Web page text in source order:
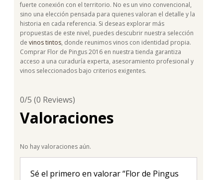
fuerte conexión con el territorio. No es un vino convencional,
sino una elección pensada para quienes valoran el detalle y la
historia en cada referencia. Si deseas explorar más
propuestas de este nivel, puedes descubrir nuestra selección
de vinos tintos, donde reunimos vinos con identidad propia.
Comprar Flor de Pingus 2016 en nuestra tienda garantiza
acceso a una curaduría experta, asesoramiento profesional y
vinos seleccionados bajo criterios exigentes.
0/5 (0 Reviews)
Valoraciones
No hay valoraciones aún.
Sé el primero en valorar “Flor de Pingus